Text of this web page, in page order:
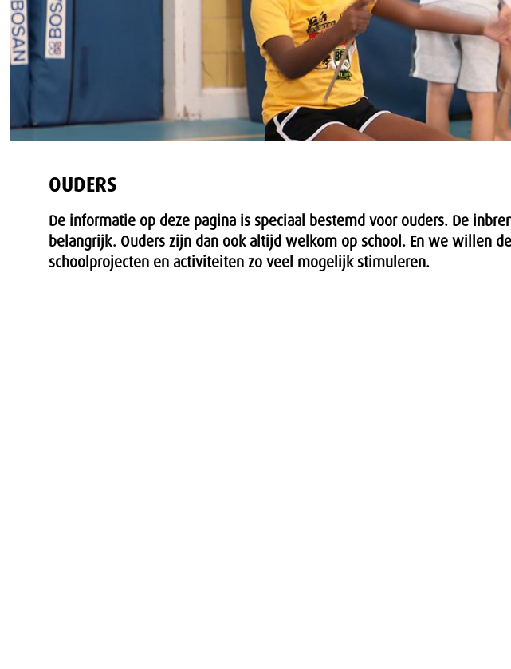
OUDERS
De informatie op deze pagina is speciaal bestemd voor ouders. De
belangrijk. Ouders zijn dan ook altijd welkom op school. En we willen
schoolprojecten en activiteiten zo veel mogelijk stimuleren.